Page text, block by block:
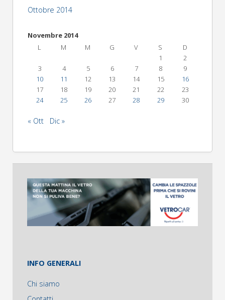
Ottobre 2014
Novembre 2014
L
M M G V S
D
1
2
3
4 5 6 7 8
9
10
11 12 13 14 15
16
17
18 19 20 21 22
23
24
25 26 27 28 29 30
« Ott Dic »
INFO GENERALI
Chi siamo